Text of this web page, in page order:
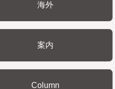
海外
案内
Column